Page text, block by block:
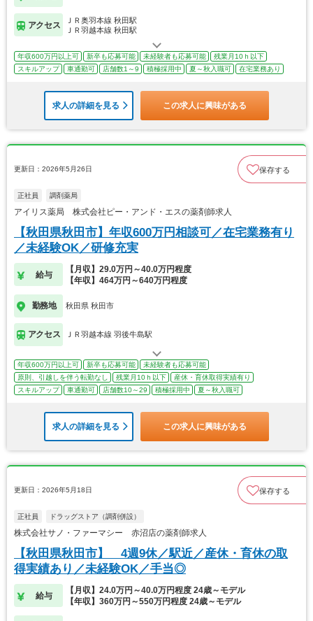
アクセス
ＪＲ奥羽本線 秋田駅
ＪＲ羽越本線 秋田駅
年収600万円以上可 新卒も応募可能 未経験者も応募可能
残業月10ｈ以下
スキルアップ
車通勤可 店舗数1～9 積極採用中 夏～秋入職可 在宅業務あり
求人の詳細を見る この求人に興味がある
更新日：2026年5月26日 保存する
正社員 調剤薬局
アイリス薬局 株式会社ピー・アンド・エスの薬剤師求人
【秋田県秋田市】年収600万円相談可／在宅業務有り
／未経験OK／研修充実
給与
【月収】29.0万円～40.0万円程度
【年収】464万円～640万円程度
勤務地 秋田県 秋田市
アクセス ＪＲ羽越本線 羽後牛島駅
年収600万円以上可 新卒も応募可能
未経験者も応募可能
原則、引越しを伴う転勤なし
残業月10ｈ以下
産休・育休取得実績有り
スキルアップ
車通勤可 店舗数10～29 積極採用中 夏～秋入職可
求人の詳細を見る この求人に興味がある
更新日：2026年5月18日 保存する
正社員 ドラッグストア（調剤併設）
株式会社サノ・ファーマシー 赤沼店の薬剤師求人
【秋田県秋田市】 4週9休／駅近／産休・育休の取
得実績あり／未経験OK／手当◎
給与
【月収】24.0万円～40.0万円程度 24歳～モデル
【年収】360万円～550万円程度 24歳～モデル